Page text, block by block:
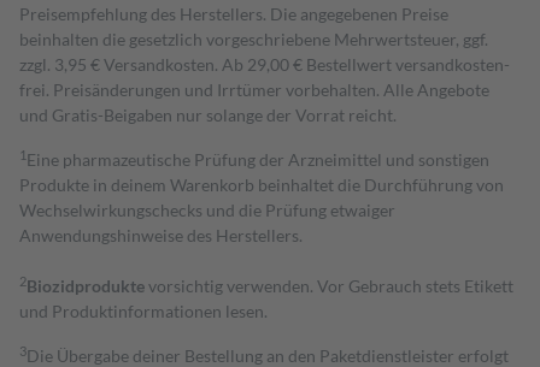
Preisempfehlung des Herstellers. Die angegebenen Preise
beinhalten die gesetzlich vorgeschriebene Mehrwertsteuer, ggf.
zzgl. 3,95 € Versandkosten. Ab 29,00 € Bestell­wert versand­kosten­
frei. Preisänderungen und Irrtümer vorbehalten. Alle Angebote
und Gratis-Beigaben nur solange der Vorrat reicht.
1 Eine pharmazeutische Prüfung der Arzneimittel und sonstigen
Produkte in deinem Warenkorb beinhaltet die Durchführung von
Wechselwirkungschecks und die Prüfung etwaiger
Anwendungshinweise des Herstellers.
2Biozidproduktevorsichtig verwenden. Vor Gebrauch stets Etikett
und Produktinformationen lesen.
3Die Übergabe deiner Bestellung an den Paketdienstleister erfolgt